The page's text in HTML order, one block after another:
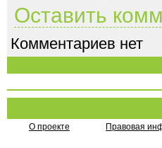
Оставить
Комментариев нет
О проекте Правовая